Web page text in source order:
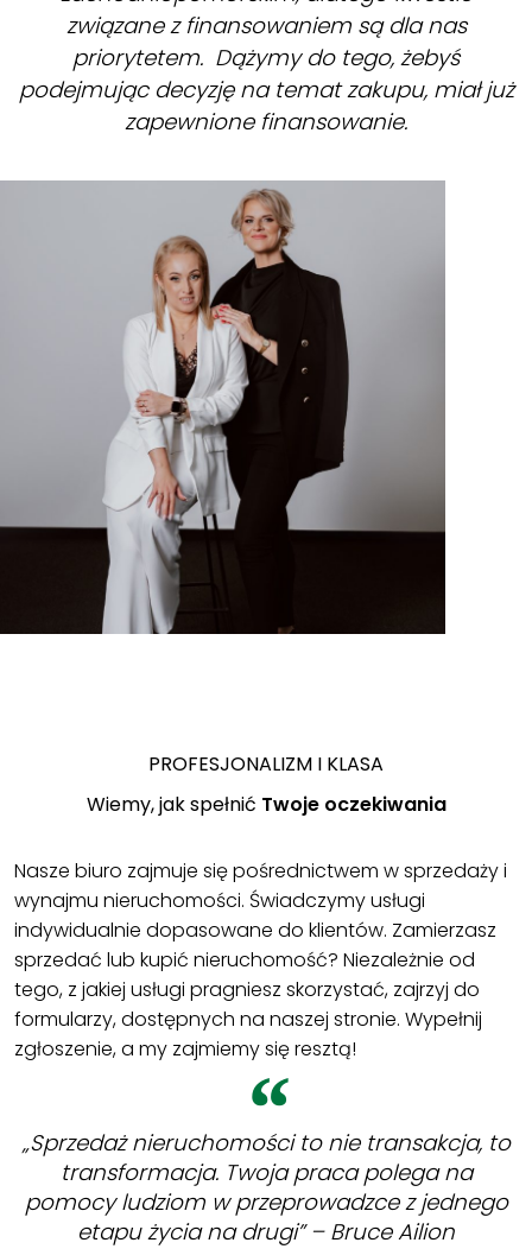
związane z finansowaniem są dla nas
priorytetem. Dążymy do tego, żebyś
podejmując decyzję na temat zakupu, miał już
zapewnione finansowanie.
PROFESJONALIZM I KLASA
Wiemy, jak spełnić Twoje oczekiwania
Nasze biuro zajmuje się pośrednictwem w sprzedaży i
wynajmu nieruchomości. Świadczymy usługi
indywidualnie dopasowane do klientów. Zamierzasz
sprzedać lub kupić nieruchomość? Niezależnie od
tego, z jakiej usługi pragniesz skorzystać, zajrzyj do
formularzy, dostępnych na naszej stronie. Wypełnij
zgłoszenie, a my zajmiemy się resztą!
„Sprzedaż nieruchomości to nie transakcja, to
transformacja. Twoja praca polega na
pomocy ludziom w przeprowadzce z jednego
etapu życia na drugi” – Bruce Ailion